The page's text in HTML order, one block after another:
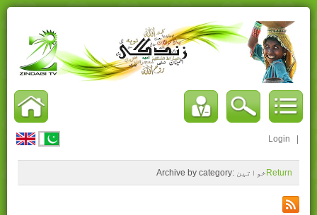
Login
Archive by category: خواتین Return